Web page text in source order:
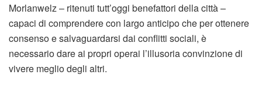
Morlanwelz – ritenuti tutt’oggi benefattori della città –
capaci di comprendere con largo anticipo che per ottenere
consenso e salvaguardarsi dai conflitti sociali, è
necessario dare ai propri operai l’illusoria convinzione di
vivere meglio degli altri.